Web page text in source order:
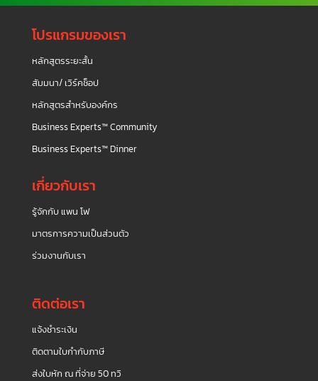
โปรแกรมของเรา
หลักสูตรระยะสั้น
สัมมนา/ เวิร์คช็อป
หลักสูตรสำหรับองค์กร
Business Experts™ Community
Business Experts™ Dinner
เกี่ยวกับเรา
รู้จักกับ แพน โฟ
มาตรการความเป็นส่วนตัว
ร่วมงานกับเรา
ติดต่อเรา
แจ้งชำระเงิน
ติดตามใบกำกับภาษี
ส่งใบหัก ณ ที่จ่าย 50 ทวิ